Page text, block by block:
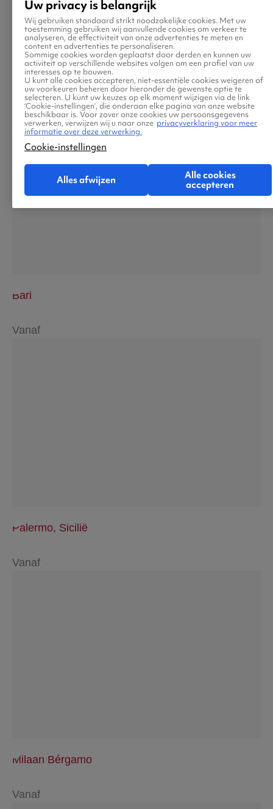
Verona
Vanaf
Bari
Vanaf
Palermo, Sicilië
Vanaf
Milaan Bérgamo
Vanaf
Uw privacy is belangrijk
Wij gebruiken standaard strikt noodzakelijke cookies. Met uw
toestemming gebruiken wij aanvullende cookies om verkeer te
analyseren, de effectiviteit van onze advertenties te meten en
content en advertenties te personaliseren.
Sommige cookies worden geplaatst door derden en kunnen uw
activiteit op verschillende websites volgen om een profiel van uw
interesses op te bouwen.
U kunt alle cookies accepteren, niet-essentiële cookies weigeren of
uw voorkeuren beheren door hieronder de gewenste optie te
selecteren. U kunt uw keuzes op elk moment wijzigen via de link
‘Cookie-instellingen’, die onderaan elke pagina van onze website
beschikbaar is. Voor zover onze cookies uw persoonsgegevens
verwerken, verwijzen wij u naar onze privacyverklaring voor meer
informatie over deze verwerking.
Cookie-instellingen
Alles afwijzen
Alle cookies
accepteren